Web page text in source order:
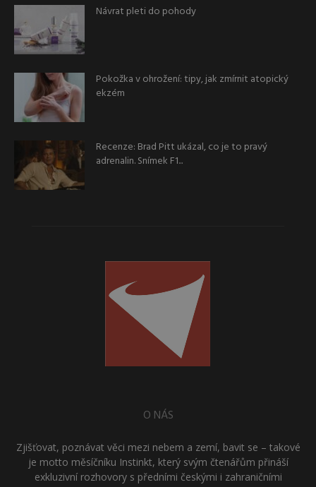
Návrat pleti do pohody
Pokožka v ohrožení: tipy, jak zmírnit atopický
ekzém
Recenze: Brad Pitt ukázal, co je to pravý
adrenalin. Snímek F1...
O NÁS
Zjišťovat, poznávat věci mezi nebem a zemí, bavit se – takové
je motto měsíčníku Instinkt, který svým čtenářům přináší
exkluzivní rozhovory s předními českými i zahraničními